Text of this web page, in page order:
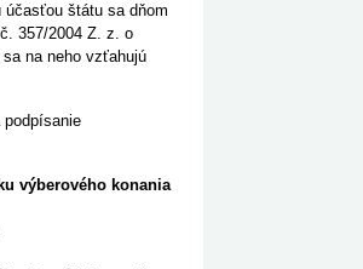
účasťou štátu sa dňom
357/2004 Z. z. o
sa na neho vzťahujú
podpísanie
výberového konania